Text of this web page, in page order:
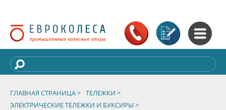
ГЛАВНАЯ СТРАНИЦА > ТЕЛЕЖКИ >
ЭЛЕКТРИЧЕСКИЕ ТЕЛЕЖКИ И БУКСИРЫ >